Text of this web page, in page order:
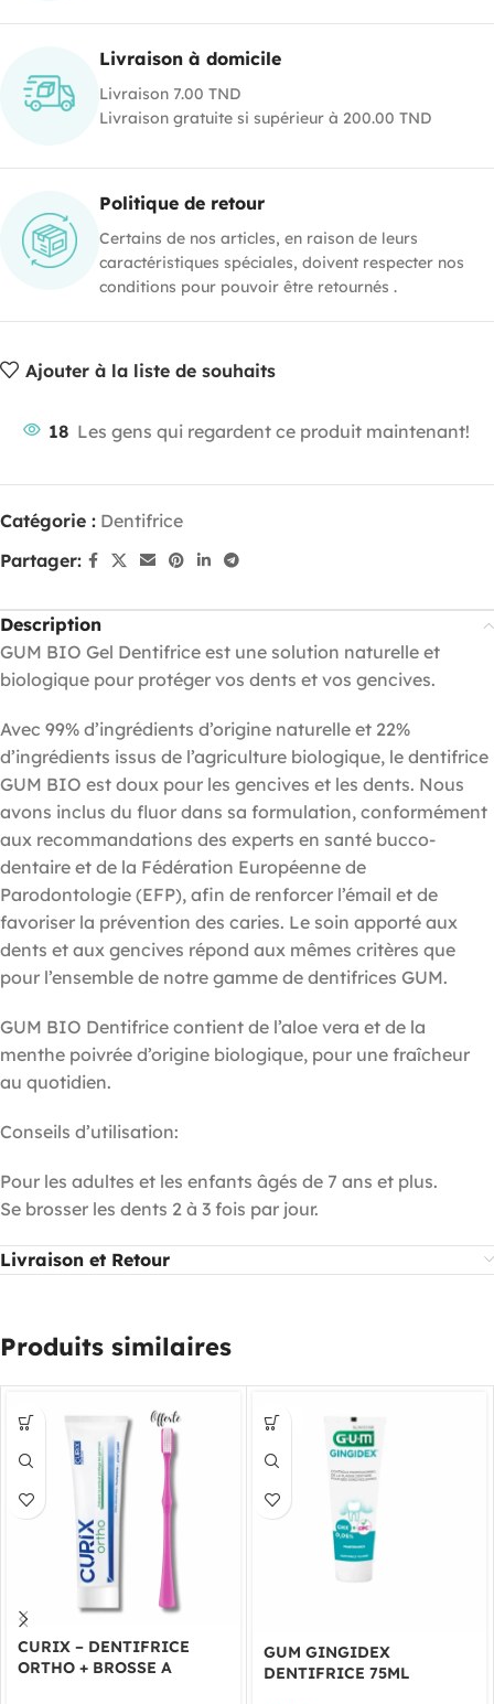
Livraison à domicile
Livraison 7.00 TND
Livraison gratuite si supérieur à 200.00 TND
Politique de retour
Certains de nos articles, en raison de leurs
caractéristiques spéciales, doivent respecter nos
conditions pour pouvoir être retournés .
Ajouter à la liste de souhaits
18 Les gens qui regardent ce produit maintenant!
Catégorie : Dentifrice
Partager:
Description
GUM BIO Gel Dentifrice est une solution naturelle et
biologique pour protéger vos dents et vos gencives.
Avec 99% d’ingrédients d’origine naturelle et 22%
d’ingrédients issus de l’agriculture biologique, le dentifrice
GUM BIO est doux pour les gencives et les dents. Nous
avons inclus du fluor dans sa formulation, conformément
aux recommandations des experts en santé bucco-
dentaire et de la Fédération Européenne de
Parodontologie (EFP), afin de renforcer l’émail et de
favoriser la prévention des caries. Le soin apporté aux
dents et aux gencives répond aux mêmes critères que
pour l’ensemble de notre gamme de dentifrices GUM.
GUM BIO Dentifrice contient de l’aloe vera et de la
menthe poivrée d’origine biologique, pour une fraîcheur
au quotidien.
Conseils d’utilisation:
Pour les adultes et les enfants âgés de 7 ans et plus.
Se brosser les dents 2 à 3 fois par jour.
Livraison et Retour
Produits similaires
CURIX – DENTIFRICE
ORTHO + BROSSE A
GUM
GUM GINGIDEX
DENTIFRICE 75ML